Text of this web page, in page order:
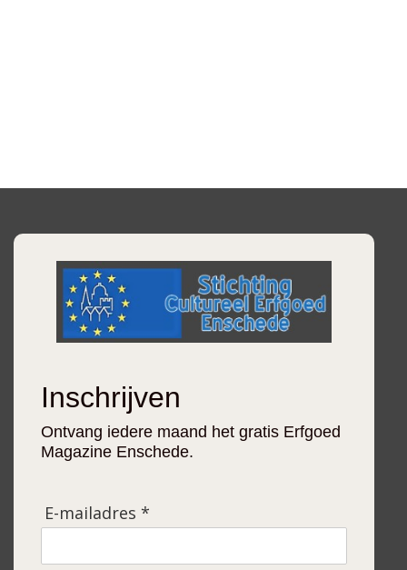
Inschrijven
Ontvang iedere maand het gratis Erfgoed
Magazine Enschede.
E-mailadres *